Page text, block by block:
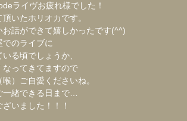
ライヴお疲れ様でした！
いたホリオカです。
お話ができて嬉しかったです(^^)
のライブに
る頃でしょうか、
なってきてますので
）ご自愛くださいね。
一緒できる日まで…
いました！！！